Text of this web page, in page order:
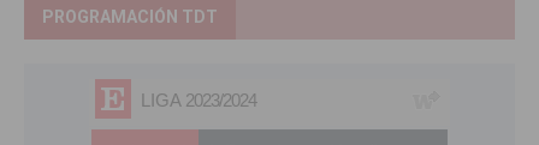
PROGRAMACIÓN TDT